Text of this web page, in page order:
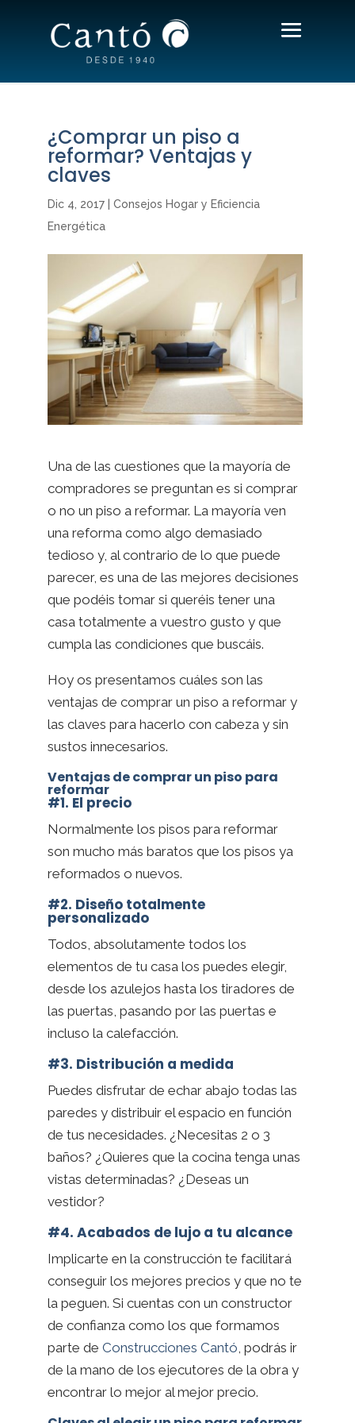
¿Comprar un piso a
reformar? Ventajas y
claves
Dic 4, 2017| Consejos Hogar y Eficiencia
Energética
Una de las cuestiones que la mayoría de
compradores se preguntan es si comprar
o no un piso a reformar. La mayoría ven
una reforma como algo demasiado
tedioso y, al contrario de lo que puede
parecer, es una de las mejores decisiones
que podéis tomar si queréis tener una
casa totalmente a vuestro gusto y que
cumpla las condiciones que buscáis.
Hoy os presentamos cuáles son las
ventajas de comprar un piso a reformar y
las claves para hacerlo con cabeza y sin
sustos innecesarios.
Ventajas de comprar un piso para
reformar
#1. El precio
Normalmente los pisos para reformar
son mucho más baratos que los pisos ya
reformados o nuevos.
#2. Diseño totalmente
personalizado
Todos, absolutamente todos los
elementos de tu casa los puedes elegir,
desde los azulejos hasta los tiradores de
las puertas, pasando por las puertas e
incluso la calefacción.
#3. Distribución a medida
Puedes disfrutar de echar abajo todas las
paredes y distribuir el espacio en función
de tus necesidades. ¿Necesitas 2 o 3
baños? ¿Quieres que la cocina tenga unas
vistas determinadas? ¿Deseas un
vestidor?
#4. Acabados de lujo a tu alcance
Implicarte en la construcción te facilitará
conseguir los mejores precios y que no te
la peguen. Si cuentas con un constructor
de confianza como los que formamos
parte de Construcciones Cantó , podrás ir
de la mano de los ejecutores de la obra y
encontrar lo mejor al mejor precio.